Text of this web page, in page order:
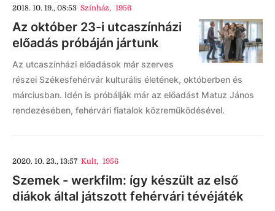
2018. 10. 19., 08:53 Színház, 1956
Az október 23-i utcaszínházi
előadás próbáján jártunk
Az utcaszínházi előadások már szerves
részei Székesfehérvár kulturális életének, októberben és
márciusban. Idén is próbálják már az előadást Matuz János
rendezésében, fehérvári fiatalok közreműködésével.
2020. 10. 23., 13:57 Kult, 1956
Szemek - werkfilm: így készült az első
diákok által játszott fehérvári tévéjáték